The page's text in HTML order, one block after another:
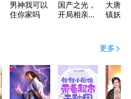
男神我可以
住你家吗
国产之光，
开局相亲被
大唐：
镇妖司
更多